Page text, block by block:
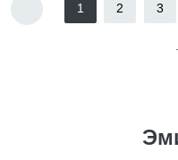
1 2 3